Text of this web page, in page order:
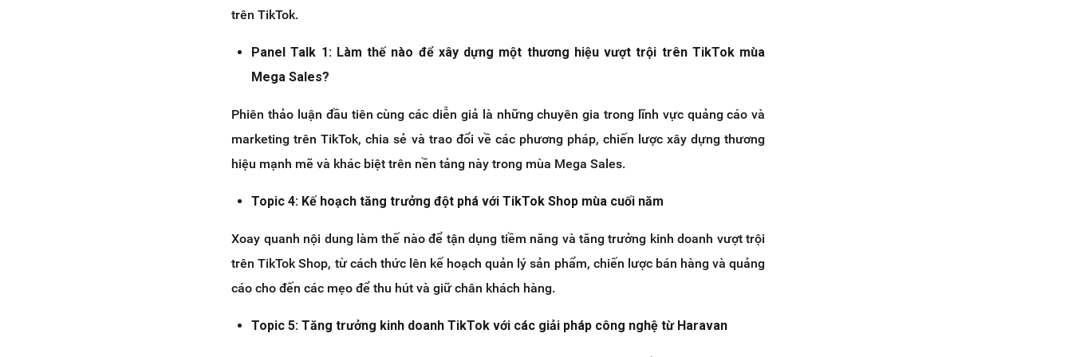
trên TikTok.
Panel Talk 1: Làm thế nào để xây dựng một thương hiệu vượt trội trên TikTok mùa
Mega Sales?
Phiên thảo luận đầu tiên cùng các diễn giả là những chuyên gia trong lĩnh vực quảng cáo và
marketing trên TikTok, chia sẻ và trao đổi về các phương pháp, chiến lược xây dựng thương
hiệu mạnh mẽ và khác biệt trên nền tảng này trong mùa Mega Sales.
Topic 4: Kế hoạch tăng trưởng đột phá với TikTok Shop mùa cuối năm
Xoay quanh nội dung làm thế nào để tận dụng tiềm năng và tăng trưởng kinh doanh vượt trội
trên TikTok Shop, từ cách thức lên kế hoạch quản lý sản phẩm, chiến lược bán hàng và quảng
cáo cho đến các mẹo để thu hút và giữ chân khách hàng.
Topic 5: Tăng trưởng kinh doanh TikTok với các giải pháp công nghệ từ Haravan